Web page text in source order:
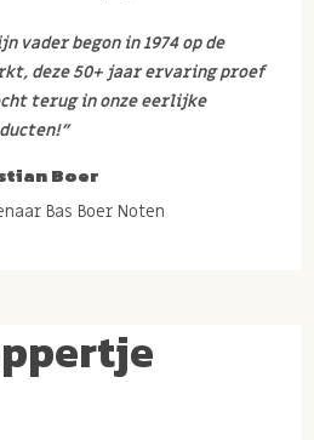
vader begon in 1974 op de
deze 50+ jaar ervaring proef
terug in onze eerlijke
Boer
Bas Boer Noten